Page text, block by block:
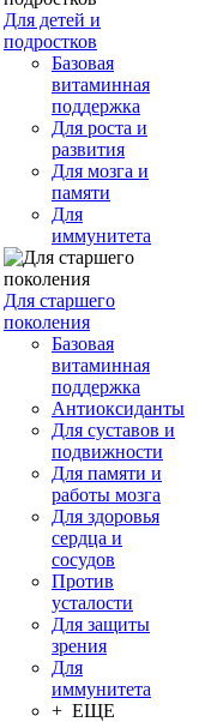
Для детей и
подростков
Базовая
витаминная
поддержка
Для роста и
развития
Для мозга и
памяти
Для
иммунитета
Для старшего
поколения
Базовая
витаминная
поддержка
Антиоксиданты
Для суставов и
подвижности
Для памяти и
работы мозга
Для здоровья
сердца и
сосудов
Против
усталости
Для защиты
зрения
Для
иммунитета
+ ЕЩЕ